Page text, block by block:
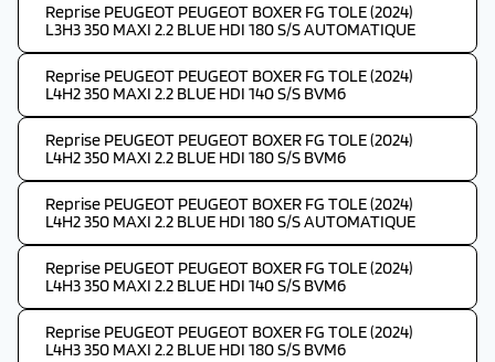
Reprise PEUGEOT PEUGEOT BOXER FG TOLE (2024)
L3H3 350 MAXI 2.2 BLUE HDI 180 S/S AUTOMATIQUE
Reprise PEUGEOT PEUGEOT BOXER FG TOLE (2024)
L4H2 350 MAXI 2.2 BLUE HDI 140 S/S BVM6
Reprise PEUGEOT PEUGEOT BOXER FG TOLE (2024)
L4H2 350 MAXI 2.2 BLUE HDI 180 S/S BVM6
Reprise PEUGEOT PEUGEOT BOXER FG TOLE (2024)
L4H2 350 MAXI 2.2 BLUE HDI 180 S/S AUTOMATIQUE
Reprise PEUGEOT PEUGEOT BOXER FG TOLE (2024)
L4H3 350 MAXI 2.2 BLUE HDI 140 S/S BVM6
Reprise PEUGEOT PEUGEOT BOXER FG TOLE (2024)
L4H3 350 MAXI 2.2 BLUE HDI 180 S/S BVM6